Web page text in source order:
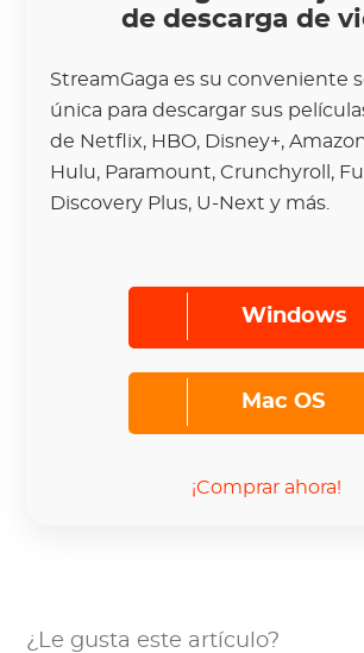
de descarga de
StreamGaga es su conveniente
única para descargar sus
de Netflix, HBO, Disney+,
Hulu, Paramount, Crunchyroll,
Discovery Plus, U-Next y más.
Windows
Mac OS
¡Comprar ahora!
¿Le gusta este artículo?